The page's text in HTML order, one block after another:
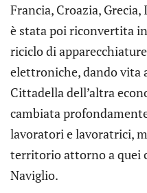
Francia, Croazia,
è stata poi riconvertita
riciclo di
elettroniche, dando vita
Cittadella dell’altra
cambiata
lavoratori e lavoratrici,
territorio attorno a quei
Naviglio.